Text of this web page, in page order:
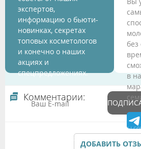
экспертов,
информацию о бьюти-
новинках, секретах
топовых косметологов
и конечно о наших
акциях и
спецпредложениях.
Подтверждая данные формы Вы
Политикой обработки
без
в
Комментарии:
ДОБАВИТЬ